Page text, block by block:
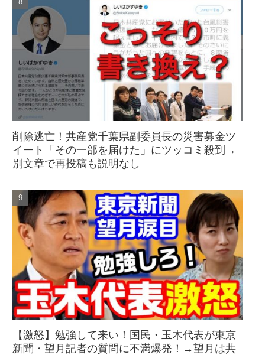
削除逃亡！共産党千葉県副委員長の災害募金ツ
イート「その一部を届けた」にツッコミ殺到→
別文章で再投稿も説明なし
【激怒】勉強して来い！国民・玉木代表が東京
新聞・望月記者の質問に不満爆発！→望月は共